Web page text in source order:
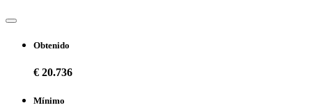
Obtenido
€ 20.736
Mínimo